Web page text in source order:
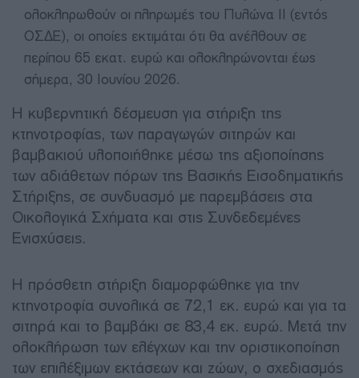
ολοκληρωθούν οι πληρωμές του Πυλώνα ΙΙ (εντός
ΟΣΔΕ), οι οποίες εκτιμάται ότι θα ανέλθουν σε
περίπου 65 εκατ. ευρώ και ολοκληρώνονται έως
σήμερα, 30 Ιουνίου 2026.
Η κυβερνητική δέσμευση για στήριξη της
κτηνοτροφίας, των παραγωγών σιτηρών και
βαμβακιού υλοποιήθηκε μέσω της αξιοποίησης
των αδιάθετων πόρων της Βασικής Εισοδηματικής
Στήριξης, σε συνδυασμό με παρεμβάσεις στα
Οικολογικά Σχήματα και στις Συνδεδεμένες
Ενισχύσεις.
Η πρόσθετη στήριξη διαμορφώθηκε για την
κτηνοτροφία συνολικά σε 72,1 εκ. ευρώ και για τα
σιτηρά και το βαμβάκι σε 83,4 εκ. ευρώ. Μετά την
ολοκλήρωση των ελέγχων και την οριστικοποίηση
των επιλέξιμων εκτάσεων και ζώων, ο σχεδιασμός